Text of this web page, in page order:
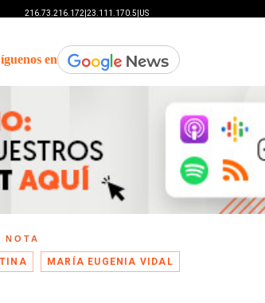
en
NOTA
MARÍA EUGENIA VIDAL